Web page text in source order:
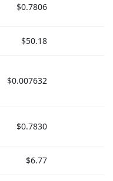
$0.7806
$50.18
$0.007632
$0.7830
$6.77